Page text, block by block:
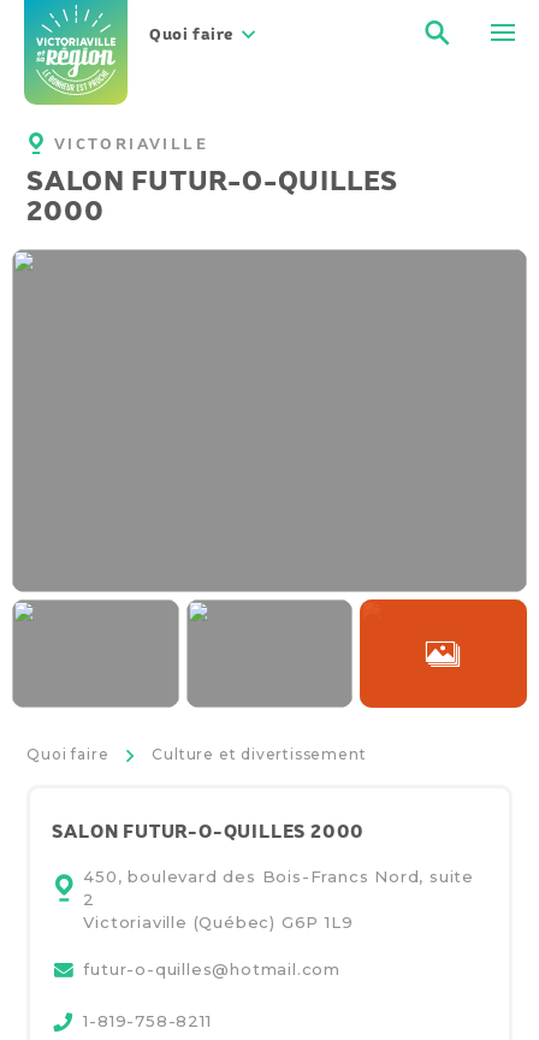
contenu
Quoi faire
VICTORIAVILLE
SALON FUTUR-O-QUILLES
2000
Quoi faire >
Culture et divertissement
SALON FUTUR-O-QUILLES 2000
450, boulevard des Bois-Francs Nord, suite
2
Victoriaville (Québec) G6P 1L9
futur-o-quilles@hotmail.com
1-819-758-8211